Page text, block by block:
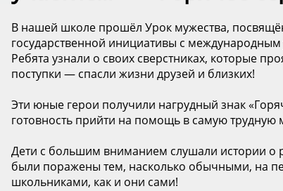
В нашей школе прошёл Урок мужества,
государственной инициативы с
Ребята узнали о своих сверстниках, которые
поступки — спасли жизни друзей и близких!
Эти юные герои получили нагрудный знак
готовность прийти на помощь в самую трудную
Дети с большим вниманием слушали истории о
были поражены тем, насколько обычными, на
школьниками, как и они сами!